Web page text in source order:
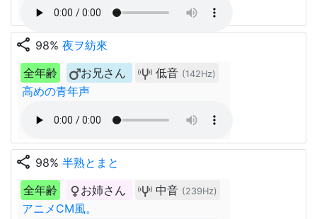
share 98% 夜ヲ紡來
全年齢
お兄さん 低音 (142Hz)
高めの青年声
share 98% 半熟とまと
全年齢
お姉さん 中音 (239Hz)
アニメCM風。